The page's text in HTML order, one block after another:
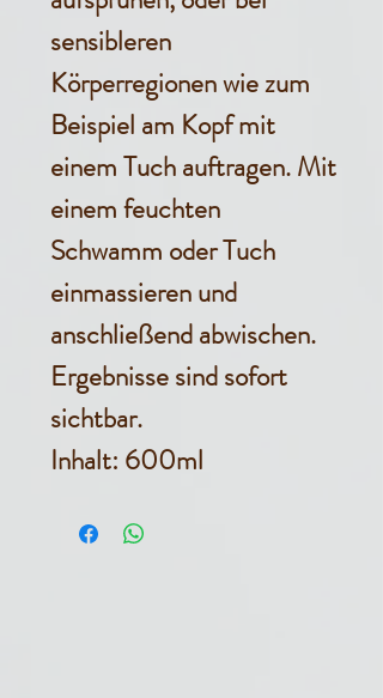
sensibleren
Körperregionen wie zum
Beispiel am Kopf mit
einem Tuch auftragen. Mit
einem feuchten
Schwamm oder Tuch
einmassieren und
anschließend abwischen.
Ergebnisse sind sofort
sichtbar.
Inhalt: 600ml